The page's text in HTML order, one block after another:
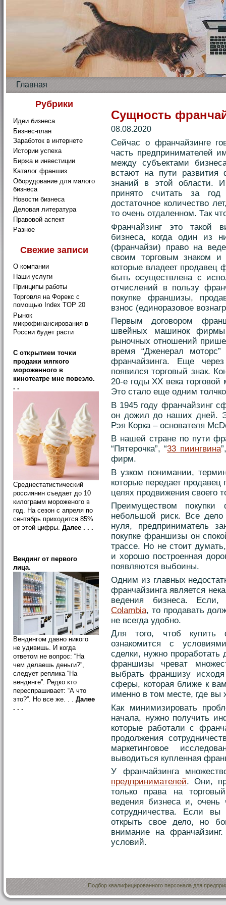
Главная
Рубрики
Идеи бизнеса
Бизнес-план
Заработок в интернете
Истории успеха
Биржа и инвестиции
Каталог франшиз
Оборудование для малого
бизнеса
Новости бизнеса
Деловая литература
Правовой аспект
Разное
Свежие записи
О компании
Наши услуги
Принципы работы
Торговля на Форекс с
помощью Index TOP 20
Рынок
микрофинансирования в
России будет расти
C открытием точки
продажи мягкого
мороженного в
кинотеатре мне повезло.
. .
Среднестатистический
россиянин съедает до 10
килограмм мороженого в
год. На сезон с апреля по
сентябрь приходится 85%
от этой цифры. Далее . . .
Вендинг от первого
лица.
Вендингом давно никого
не удивишь. И когда
ответом не вопрос: “На
чем делаешь деньги?”,
следует реплика “На
вендинге”. Редко кто
переспрашивает: “А что
это?”. Но все же. . . Далее
. . .
Сущность
08.08.2020
Сейчас о франчайзинге
часть предпринимателей
между субъектами
встают на пути развития
знаний в этой области.
принято считать за
достаточное количество
то очень отдаленном. Так
Франчайзинг это такой
бизнеса, когда один из
(франчайзи) право на
своим торговым знаком
которые владеет
быть осуществлена с
отчислений в пользу
покупке франшизы,
взнос (единоразовое
Первым договором
швейных машинок
рыночных отношений
время “Дженерал
франчайзинга. Еще
появился торговый знак.
20-е годы XX века
Это стало еще одним
В 1945 году франчайзинг
он дожил до наших дней.
Рэя Корка – основателя
В нашей стране по пути
“Пятерочка”, “33 пиингвина
фирм.
В узком понимании,
которые передает
целях продвижения своего
Преимуществом покупки
небольшой риск. Все
нуля, предприниматель
покупке франшизы он
трассе. Но не стоит
и хорошо построенная
появляются выбоины.
Одним из главных
франчайзинга является
ведения бизнеса.
Colambia, то продавать
не всегда удобно.
Для того, чтоб купить
ознакомится с
сделки, нужно
франшизы чреват
выбрать франшизу
сферы, которая ближе к
именно в том месте, где вы
Как минимизировать
начала, нужно получить
которые работали с
продолжения
маркетинговое
выводиться купленная
У франчайзинга
предпринимателей. Они,
только права на
ведения бизнеса и, очень
сотрудничества. Если вы
открыть свое дело, но
внимание на
условий.
Подбор квалифицированного персонала для